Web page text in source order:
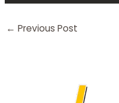
← Previous Post